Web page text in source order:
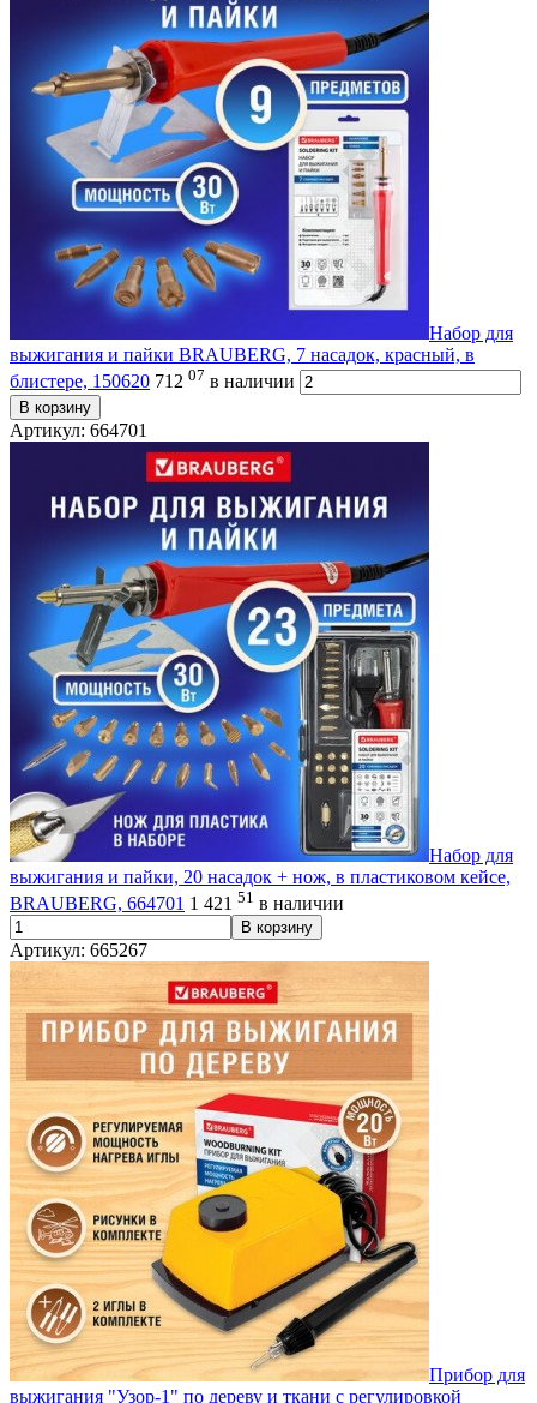
Набор для
выжигания и пайки BRAUBERG, 7 насадок, красный, в
блистере, 150620 712 07 в наличии
В корзину
Артикул: 664701
Набор для
выжигания и пайки, 20 насадок + нож, в пластиковом кейсе,
BRAUBERG, 664701 1 421 51 в наличии
В корзину
Артикул: 665267
Прибор для
выжигания "Узор-1" по дереву и ткани с регулировкой